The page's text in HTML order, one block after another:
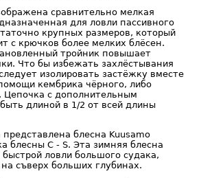
сравнительно мелкая
для ловли пассивного
крупных размеров, который
с крючков более мелких блёсен.
тройник повышает
Что бы избежать захлёстывания
изолировать застёжку вместе
кембрика чёрного, либо
Цепочка с дополнительным
длиной в 1/2 от всей длины
блесна Kuusamo
блесны C - S. Эта зимняя блесна
ловли большого судака,
съверх больших глубинах.